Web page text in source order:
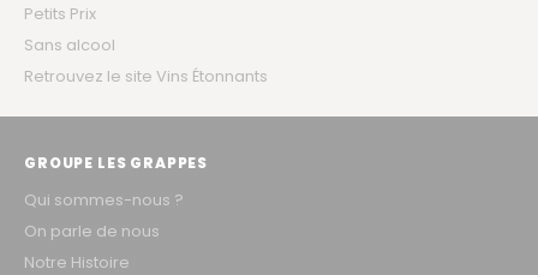
Petits Prix
Sans alcool
Retrouvez le site Vins Étonnants
GROUPE LES GRAPPES
Qui sommes-nous ?
On parle de nous
Notre Histoire